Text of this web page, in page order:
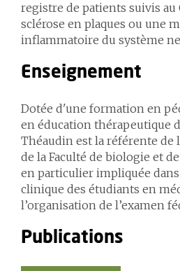
registre de patients suivis au
sclérose en plaques ou une
inflammatoire du système
Enseignement
Dotée d'une formation en
en éducation thérapeutique
Théaudin est la référente de
de la Faculté de biologie et
en particulier impliquée
clinique des étudiants en
l’organisation de l’examen
Publications